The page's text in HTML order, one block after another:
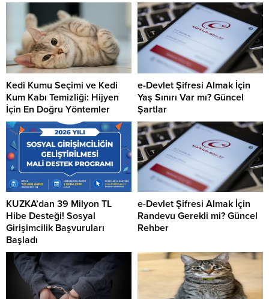
Kedi Kumu Seçimi ve Kedi
Kum Kabı Temizliği: Hijyen
İçin En Doğru Yöntemler
e-Devlet Şifresi Almak İçin
Yaş Sınırı Var mı? Güncel
Şartlar
KUZKA’dan 39 Milyon TL
Hibe Desteği! Sosyal
Girişimcilik Başvuruları
Başladı
e-Devlet Şifresi Almak İçin
Randevu Gerekli mi? Güncel
Rehber